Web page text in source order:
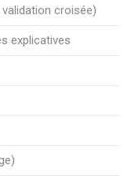
croisée)
explicatives